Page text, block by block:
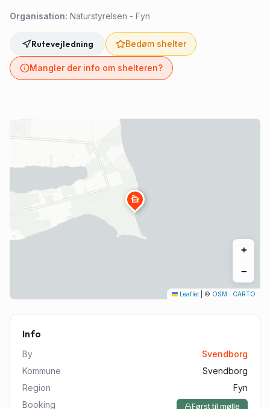
Organisation: Naturstyrelsen - Fyn
Rutevejledning Bedøm shelter
Mangler der info om shelteren?
cabin
+
−
Leaflet © OSM · CARTO
Info
By
Svendborg
Kommune
Svendborg
Region
Fyn
Booking
Først til mølle